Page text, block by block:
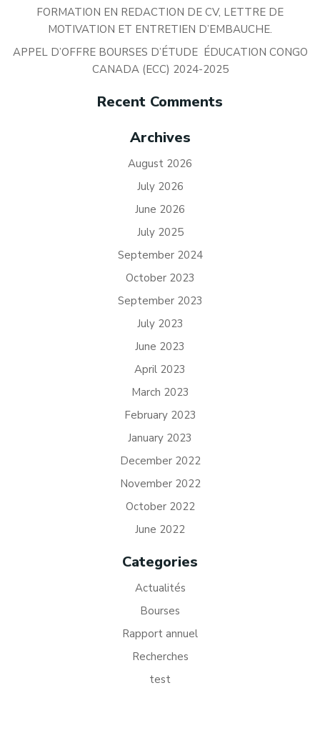
FORMATION EN REDACTION DE CV, LETTRE DE
MOTIVATION ET ENTRETIEN D’EMBAUCHE.
APPEL D’OFFRE BOURSES D’ÉTUDE ÉDUCATION CONGO
CANADA (ECC) 2024-2025
Recent Comments
Archives
August 2026
July 2026
June 2026
July 2025
September 2024
October 2023
September 2023
July 2023
June 2023
April 2023
March 2023
February 2023
January 2023
December 2022
November 2022
October 2022
June 2022
Categories
Actualités
Bourses
Rapport annuel
Recherches
test